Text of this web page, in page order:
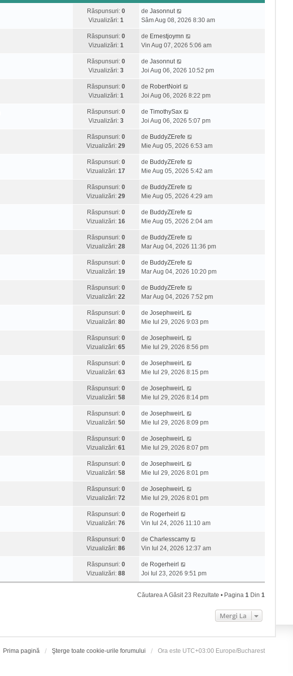
Răspunsuri: 0
Vizualizări: 1
de Jasonnut
Sâm Aug 08, 2026 8:30 am
Răspunsuri: 0
Vizualizări: 1
de Ernestjoymn
Vin Aug 07, 2026 5:06 am
Răspunsuri: 0
Vizualizări: 3
de Jasonnut
Joi Aug 06, 2026 10:52 pm
Răspunsuri: 0
Vizualizări: 1
de RobertNoirl
Joi Aug 06, 2026 8:22 pm
Răspunsuri: 0
Vizualizări: 3
de TimothySax
Joi Aug 06, 2026 5:07 pm
Răspunsuri: 0
Vizualizări:29
de BuddyZErefe
Mie Aug 05, 2026 6:53 am
Răspunsuri: 0
Vizualizări:17
de BuddyZErefe
Mie Aug 05, 2026 5:42 am
Răspunsuri: 0
Vizualizări:29
de BuddyZErefe
Mie Aug 05, 2026 4:29 am
Răspunsuri: 0
Vizualizări:16
de BuddyZErefe
Mie Aug 05, 2026 2:04 am
Răspunsuri: 0
Vizualizări:28
de BuddyZErefe
Mar Aug 04, 2026 11:36 pm
Răspunsuri: 0
Vizualizări:19
de BuddyZErefe
Mar Aug 04, 2026 10:20 pm
Răspunsuri: 0
Vizualizări:22
de BuddyZErefe
Mar Aug 04, 2026 7:52 pm
Răspunsuri: 0
Vizualizări:80
de JosephweirL
Mie Iul 29, 2026 9:03 pm
Răspunsuri: 0
Vizualizări:65
de JosephweirL
Mie Iul 29, 2026 8:56 pm
Răspunsuri: 0
Vizualizări:63
de JosephweirL
Mie Iul 29, 2026 8:15 pm
Răspunsuri: 0
Vizualizări:58
de JosephweirL
Mie Iul 29, 2026 8:14 pm
Răspunsuri: 0
Vizualizări:50
de JosephweirL
Mie Iul 29, 2026 8:09 pm
Răspunsuri: 0
Vizualizări:61
de JosephweirL
Mie Iul 29, 2026 8:07 pm
Răspunsuri: 0
Vizualizări:58
de JosephweirL
Mie Iul 29, 2026 8:01 pm
Răspunsuri: 0
Vizualizări:72
de JosephweirL
Mie Iul 29, 2026 8:01 pm
Răspunsuri: 0
Vizualizări:76
de Rogerheirl
Vin Iul 24, 2026 11:10 am
Răspunsuri: 0
Vizualizări:86
de Charlesscamy
Vin Iul 24, 2026 12:37 am
Răspunsuri: 0
Vizualizări:88
de Rogerheirl
Joi Iul 23, 2026 9:51 pm
Căutarea A Găsit 23 Rezultate • Pagina1 Din1
Mergi La
Prima pagină Şterge toate cookie-urile forumului Ora este UTC+03:00 Europe/Bucharest